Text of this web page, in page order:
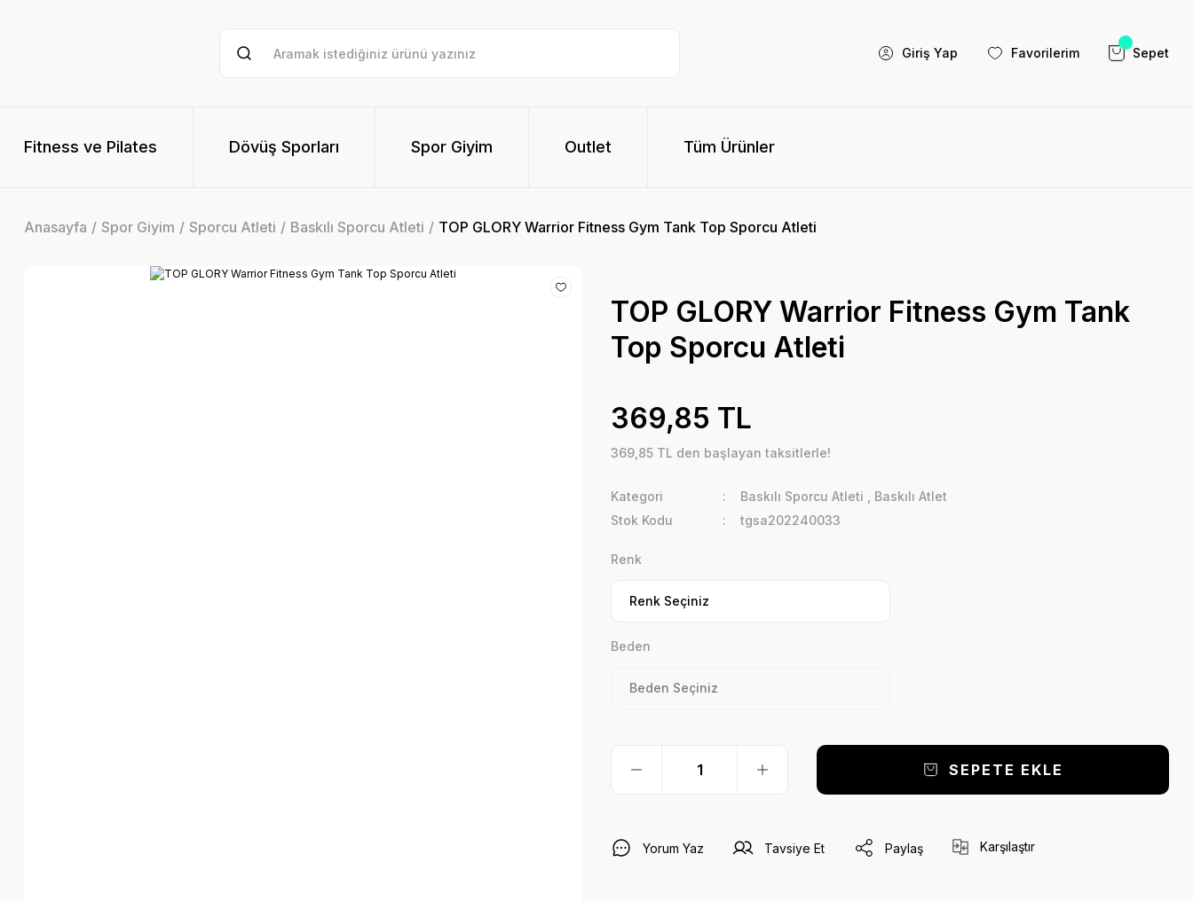
Giriş Yap Favorilerim Sepet
Fitness ve Pilates Dövüş Sporları Spor Giyim Outlet Tüm Ürünler
Anasayfa Spor Giyim Sporcu Atleti Baskılı Sporcu Atleti TOP GLORY Warrior Fitness Gym Tank Top Sporcu Atleti
TOP GLORY Warrior Fitness Gym Tank
Top Sporcu Atleti
369,85 TL
369,85 TL den başlayan taksitlerle!
Kategori Baskılı Sporcu Atleti
Baskılı Atlet
Stok Kodu
tgsa202240033
Renk
Beden
SEPETE EKLE
Yorum Yaz Tavsiye Et Paylaş Karşılaştır